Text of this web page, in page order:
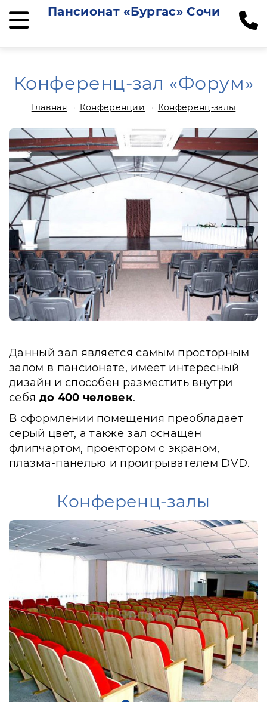
Пансионат «Бургас» Сочи
Конференц-зал «Форум»
Главная Конференции Конференц-залы
Данный зал является самым просторным
залом в пансионате, имеет интересный
дизайн и способен разместить внутри
себя до 400 человек.
В оформлении помещения преобладает
серый цвет, а также зал оснащен
флипчартом, проектором с экраном,
плазма-панелью и проигрывателем DVD.
Конференц-залы